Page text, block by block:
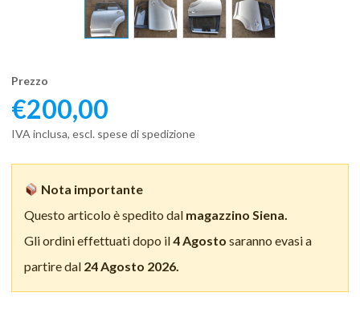
Prezzo
€200,00
IVA inclusa, escl. spese di spedizione
Nota importante
Questo articolo è spedito dal magazzino Siena.
Gli ordini effettuati dopo il4 Agosto saranno evasi a
partire dal 24 Agosto 2026.